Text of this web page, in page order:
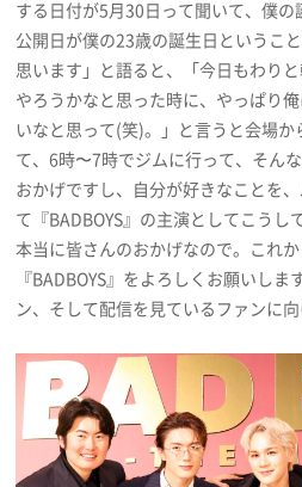
する日付が5月30日って聞いて、僕
公開日が僕の23歳の誕生日というこ
思います」と語ると、「今日もわり
やろうかなと思った時に、やっぱり
いなと思って(笑)。」と言うと会場
て、6時〜7時でジムに行って、そん
おかげですし、自分が好きなことを
て『BADBOYS』の主演としてこうし
本当に皆さんのおかげなので。これ
『BADBOYS』をよろしくお願いし
ン、そして配信を見ているファンに向